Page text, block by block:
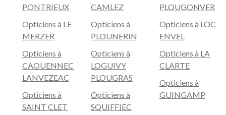
PONTRIEUX
Opticiens à LE
MERZER
Opticiens à
CAOUENNEC
LANVEZEAC
Opticiens à
SAINT CLET
CAMLEZ
Opticiens à
PLOUNERIN
Opticiens à
LOGUIVY
PLOUGRAS
Opticiens à
SQUIFFIEC
PLOUGONVER
Opticiens à LOC
ENVEL
Opticiens à LA
CLARTE
Opticiens à
GUINGAMP